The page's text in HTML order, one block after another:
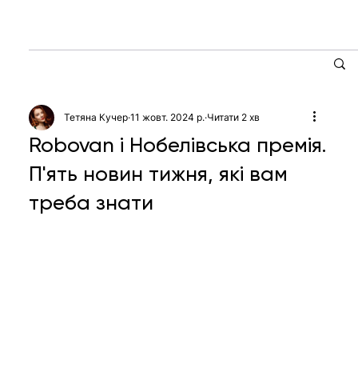
Robovan і Нобелівська премія.
П'ять новин тижня, які вам
треба знати
Тетяна Кучер 11 жовт. 2024 р. Читати 2 хв